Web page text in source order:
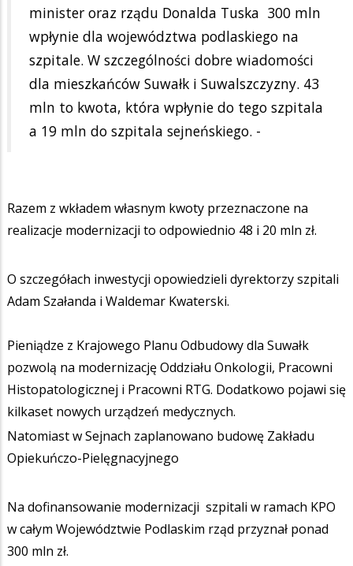
minister oraz rządu Donalda Tuska 300 mln
wpłynie dla województwa podlaskiego na
szpitale. W szczególności dobre wiadomości
dla mieszkańców Suwałk i Suwalszczyzny. 43
mln to kwota, która wpłynie do tego szpitala
a 19 mln do szpitala sejneńskiego. -
Razem z wkładem własnym kwoty przeznaczone na
realizacje modernizacji to odpowiednio 48 i 20 mln zł.
O szczegółach inwestycji opowiedzieli dyrektorzy szpitali
Adam Szałanda i Waldemar Kwaterski.
Pieniądze z Krajowego Planu Odbudowy dla Suwałk
pozwolą na modernizację Oddziału Onkologii, Pracowni
Histopatologicznej i Pracowni RTG. Dodatkowo pojawi się
kilkaset nowych urządzeń medycznych.
Natomiast w Sejnach zaplanowano budowę Zakładu
Opiekuńczo-Pielęgnacyjnego
Na dofinansowanie modernizacji szpitali w ramach KPO
w całym Województwie Podlaskim rząd przyznał ponad
300 mln zł.